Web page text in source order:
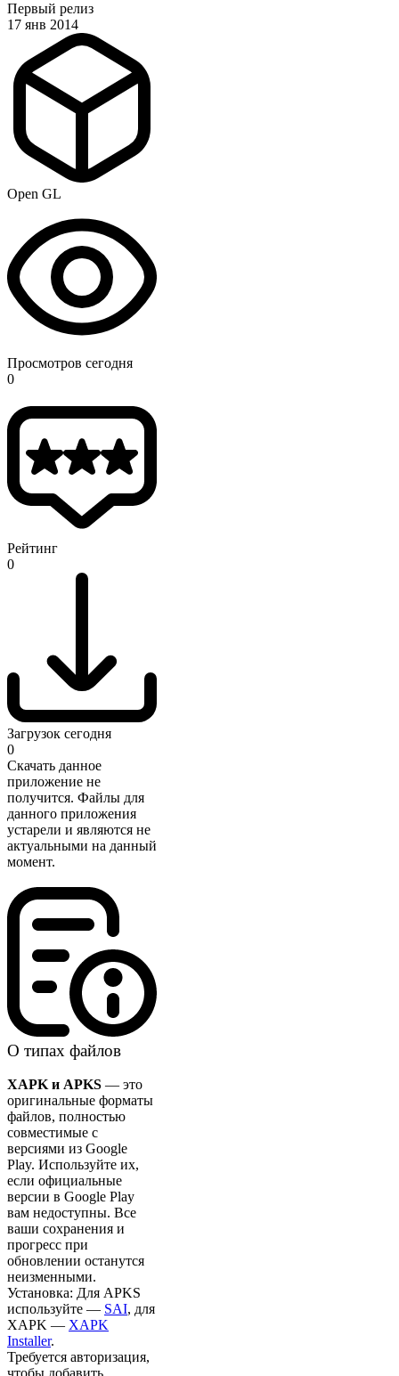
Первый релиз
17 янв 2014
Open GL
Просмотров сегодня
0
Рейтинг
0
Загрузок сегодня
0
Скачать данное
приложение не
получится. Файлы для
данного приложения
устарели и являются не
актуальными на данный
момент.
О типах файлов
XAPK и APKS — это
оригинальные форматы
файлов, полностью
совместимые с
версиями из Google
Play. Используйте их,
если официальные
версии в Google Play
вам недоступны. Все
ваши сохранения и
прогресс при
обновлении останутся
неизменными.
Установка: Для APKS
используйте — SAI, для
XAPK — XAPK
Installer.
Требуется авторизация,